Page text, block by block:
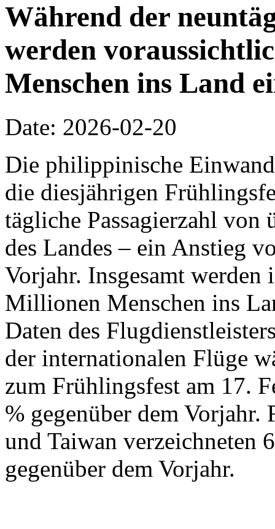
Während der
werden
Menschen ins Land
Date: 2026-02-20
Die philippinische
die diesjährigen
tägliche Passagierzahl
des Landes – ein Anstieg
Vorjahr. Insgesamt werden
Millionen Menschen ins
Daten des
der internationalen Flüge
zum Frühlingsfest am 17.
% gegenüber dem
und Taiwan verzeichneten
gegenüber dem Vorjahr.